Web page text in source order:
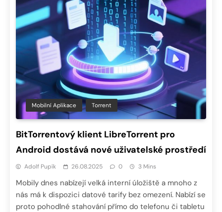
Mobilní Aplikace Torrent
BitTorrentový klient LibreTorrent pro
Android dostává nové uživatelské prostředí
Adolf Pupík 26.08.2025 0 3 Mins
Mobily dnes nabízejí velká interní úložiště a mnoho z
nás má k dispozici datové tarify bez omezení. Nabízí se
proto pohodlné stahování přímo do telefonu či tabletu